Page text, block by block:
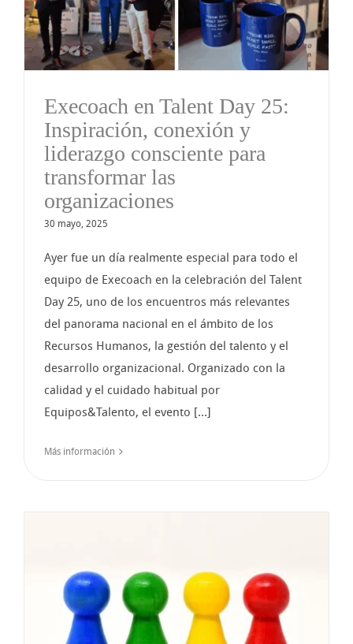
Execoach en Talent Day 25:
Inspiración, conexión y
liderazgo consciente para
transformar las
organizaciones
30 mayo, 2025
Ayer fue un día realmente especial para todo el
equipo de Execoach en la celebración del Talent
Day 25, uno de los encuentros más relevantes
del panorama nacional en el ámbito de los
Recursos Humanos, la gestión del talento y el
desarrollo organizacional. Organizado con la
calidad y el cuidado habitual por
Equipos&Talento, el evento [...]
Más información